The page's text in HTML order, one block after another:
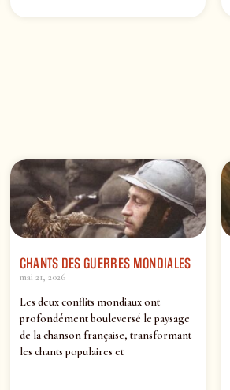
CHANTS DES GUERRES MONDIALES
mai 21, 2026
Les deux conflits mondiaux ont
profondément bouleversé le paysage
de la chanson française, transformant
les chants populaires et